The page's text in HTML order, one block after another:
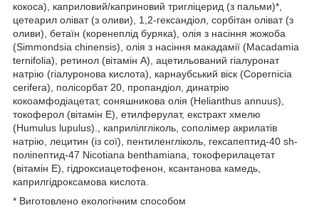
кокоса), каприловий/каприновий тригліцерид (з пальми)*,
цетеарил оліват (з оливи), 1,2-гександіол, сорбітан оліват (з
оливи), бетаїн (коренеплід буряка), олія з насіння жожоба
(Simmondsia chinensis), олія з насіння макадамії (Macadamia
ternifolia), ретинол (вітамін А), ацетильований гіалуронат
натрію (гіалуронова кислота), карнаубський віск (Copernicia
cerifera), полісорбат 20, пропандіол, динатрію
кокоамфодіацетат, соняшникова олія (Helianthus annuus),
токоферол (вітамін Е), етилферулат, екстракт хмелю
(Humulus lupulus)., каприлілгліколь, сополімер акрилатів
натрію, лецитин (із сої), пентиленгліколь, гексапептид-40 sh-
поліпептид-47 Nicotiana benthamiana, токоферилацетат
(вітамін E), гідроксиацетофенон, ксантанова камедь,
каприлгідроксамова кислота.
* Виготовлено екологічним способом